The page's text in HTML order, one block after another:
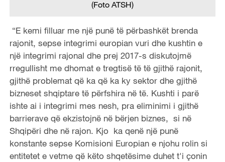
(Foto ATSH)
“E kemi filluar me një punë të përbashkët brenda
rajonit, sepse integrimi europian vuri dhe kushtin e
një integrimi rajonal dhe prej 2017-s diskutojmë
rregullisht me dhomat e tregtisë të të gjithë rajonit,
gjithë problemat që ka që ka ky sektor dhe gjithë
bizneset shqiptare të përfshira në të. Kushti i parë
ishte ai i integrimi mes nesh, pra eliminimi i gjithë
barrierave që ekzistojnë në bërjen biznes, si në
Shqipëri dhe në rajon. Kjo ka qenë një punë
konstante sepse Komisioni Europian e njohu rolin si
entitetet e vetme që këto shqetësime duhet t'i çonin